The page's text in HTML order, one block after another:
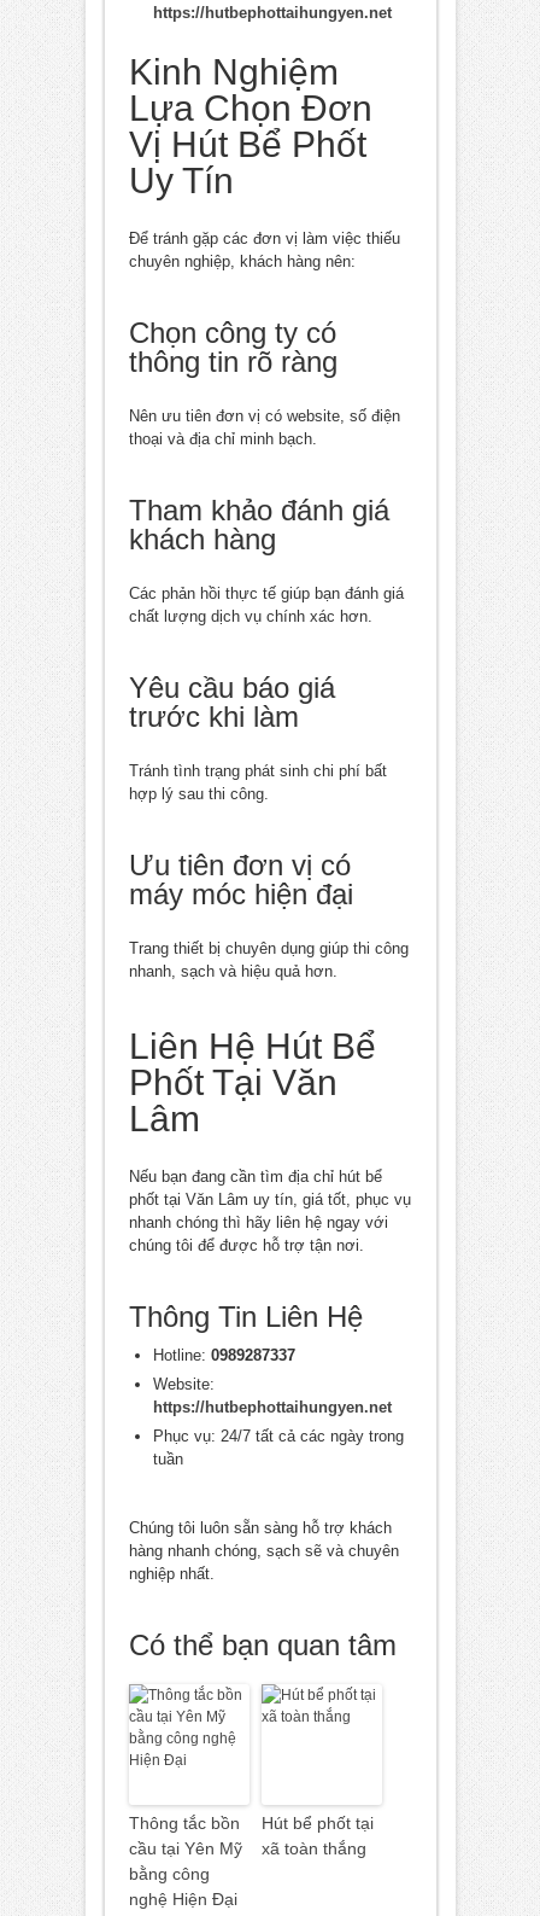
https://hutbephottaihungyen.net
Kinh Nghiệm
Lựa Chọn Đơn
Vị Hút Bể Phốt
Uy Tín
Để tránh gặp các đơn vị làm việc thiếu
chuyên nghiệp, khách hàng nên:
Chọn công ty có
thông tin rõ ràng
Nên ưu tiên đơn vị có website, số điện
thoại và địa chỉ minh bạch.
Tham khảo đánh giá
khách hàng
Các phản hồi thực tế giúp bạn đánh giá
chất lượng dịch vụ chính xác hơn.
Yêu cầu báo giá
trước khi làm
Tránh tình trạng phát sinh chi phí bất
hợp lý sau thi công.
Ưu tiên đơn vị có
máy móc hiện đại
Trang thiết bị chuyên dụng giúp thi công
nhanh, sạch và hiệu quả hơn.
Liên Hệ Hút Bể
Phốt Tại Văn
Lâm
Nếu bạn đang cần tìm địa chỉ hút bể
phốt tại Văn Lâm uy tín, giá tốt, phục vụ
nhanh chóng thì hãy liên hệ ngay với
chúng tôi để được hỗ trợ tận nơi.
Thông Tin Liên Hệ
Hotline: 0989287337
Website:
https://hutbephottaihungyen.net
Phục vụ: 24/7 tất cả các ngày trong
tuần
Chúng tôi luôn sẵn sàng hỗ trợ khách
hàng nhanh chóng, sạch sẽ và chuyên
nghiệp nhất.
Có thể bạn quan tâm
Thông tắc bồn
cầu tại Yên Mỹ
bằng công
nghệ Hiện Đại
Hút bể phốt tại
xã toàn thắng